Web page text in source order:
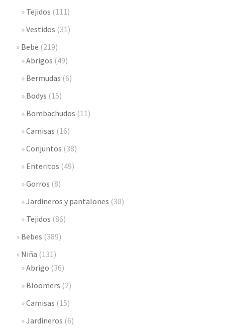
Tejidos (111)
Vestidos (31)
Bebe (219)
Abrigos (49)
Bermudas (6)
Bodys (15)
Bombachudos (11)
Camisas (16)
Conjuntos (38)
Enteritos (49)
Gorros (8)
Jardineros y pantalones (30)
Tejidos (86)
Bebes (389)
Niña (131)
Abrigo (36)
Bloomers (2)
Camisas (15)
Jardineros (6)